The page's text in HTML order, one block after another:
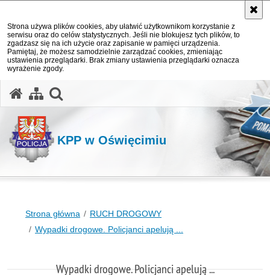
Strona używa plików cookies, aby ułatwić użytkownikom korzystanie z
serwisu oraz do celów statystycznych. Jeśli nie blokujesz tych plików, to
zgadzasz się na ich użycie oraz zapisanie w pamięci urządzenia.
Pamiętaj, że możesz samodzielnie zarządzać cookies, zmieniając
ustawienia przeglądarki. Brak zmiany ustawienia przeglądarki oznacza
wyrażenie zgody.
KPP w Oświęcimiu
Strona główna
RUCH DROGOWY
Wypadki drogowe. Policjanci apelują ...
Wypadki drogowe. Policjanci apelują ...